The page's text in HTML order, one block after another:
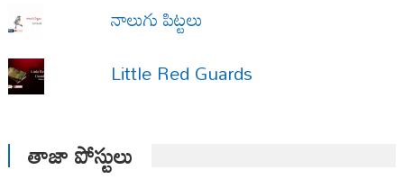
నాలుగు పిట్టలు
Little Red Guards
తాజా పోస్టులు